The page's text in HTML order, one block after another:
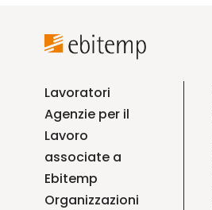
Lavoratori
Agenzie per il
Lavoro
associate a
Ebitemp
Organizzazioni